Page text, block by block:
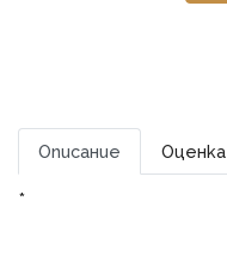
Описание Оценка
*